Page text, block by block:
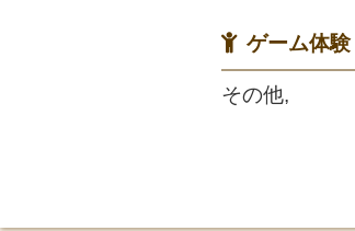
ゲーム体験
その他,